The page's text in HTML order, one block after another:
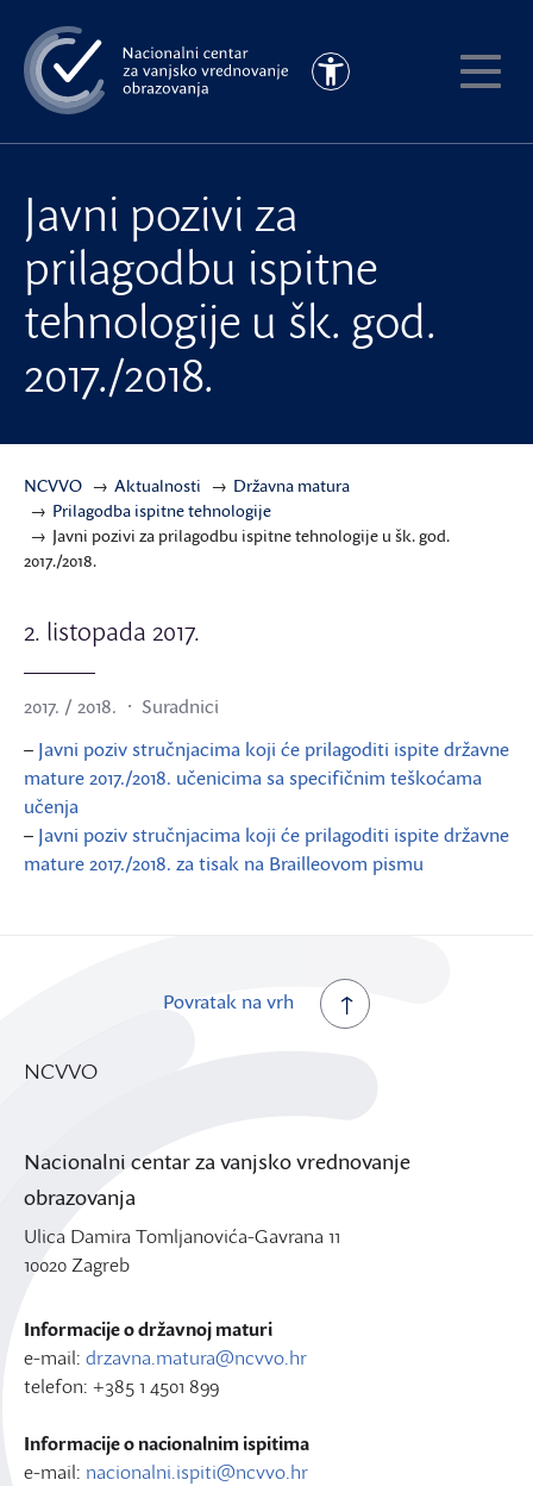
na
glavni
sadržaj
Pristupačnost
Javni pozivi za
prilagodbu ispitne
tehnologije u šk. god.
2017./2018.
NCVVO Aktualnosti
Državna matura
Prilagodba ispitne tehnologije
Javni pozivi za prilagodbu ispitne tehnologije u šk. god.
2017./2018.
2. listopada 2017.
2017. / 2018.
Suradnici
– Javni poziv stručnjacima koji će prilagoditi ispite državne
mature 2017./2018. učenicima sa specifičnim teškoćama
učenja
– Javni poziv stručnjacima koji će prilagoditi ispite državne
mature 2017./2018. za tisak na Brailleovom pismu
Povratak na vrh
NCVVO
Nacionalni centar za vanjsko vrednovanje
obrazovanja
Ulica Damira Tomljanovića-Gavrana 11
10020 Zagreb
Informacije o državnoj maturi
e-mail: drzavna.matura@ncvvo.hr
telefon: +385 1 4501 899
Informacije o nacionalnim ispitima
e-mail: nacionalni.ispiti@ncvvo.hr